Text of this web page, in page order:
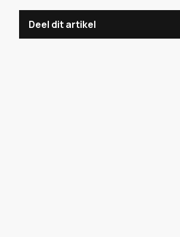
Deel dit artikel